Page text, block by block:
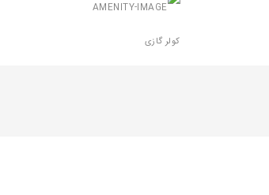
سرویس بهداشتی اشتراکی ( فرنگی )
کولر گازی